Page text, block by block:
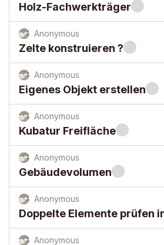
Holz-Fachwerkträger
Anonymous
Zelte konstruieren ?
Anonymous
Eigenes Objekt erstellen
Anonymous
Kubatur Freifläche
Anonymous
Gebäudevolumen
Anonymous
Doppelte Elemente prüfen in
Anonymous